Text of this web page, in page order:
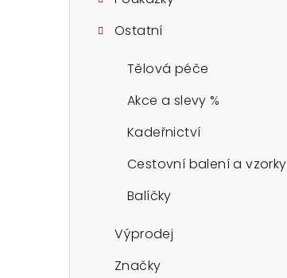
Ostatní
Tělová péče
Akce a slevy %
Kadeřnictví
Cestovní balení a vzorky
Balíčky
Výprodej
Značky